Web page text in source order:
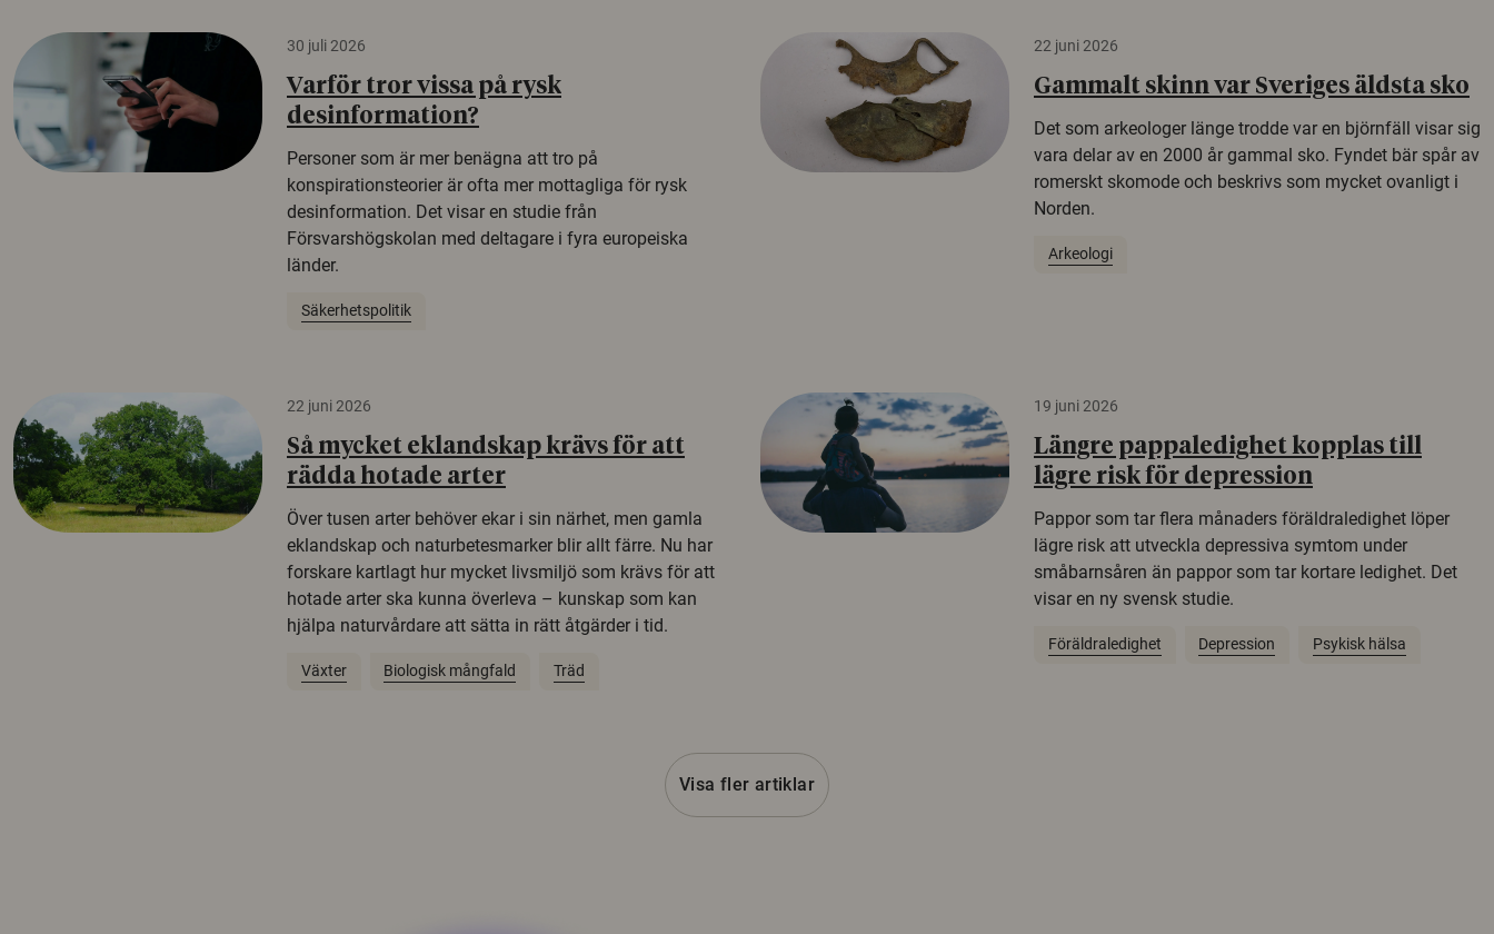
30 juli 2026
Varför tror vissa på rysk
desinformation?
Personer som är mer benägna att tro på
konspirationsteorier är ofta mer mottagliga för rysk
desinformation. Det visar en studie från
Försvarshögskolan med deltagare i fyra europeiska
länder.
Säkerhetspolitik
22 juni 2026
Gammalt skinn var Sveriges äldsta sko
Det som arkeologer länge trodde var en björnfäll visar sig
vara delar av en 2000 år gammal sko. Fyndet bär spår av
romerskt skomode och beskrivs som mycket ovanligt i
Norden.
Arkeologi
22 juni 2026
Så mycket eklandskap krävs för att
rädda hotade arter
Över tusen arter behöver ekar i sin närhet, men gamla
eklandskap och naturbetesmarker blir allt färre. Nu har
forskare kartlagt hur mycket livsmiljö som krävs för att
hotade arter ska kunna överleva – kunskap som kan
hjälpa naturvårdare att sätta in rätt åtgärder i tid.
Växter Biologisk mångfald Träd
19 juni 2026
Längre pappaledighet kopplas till
lägre risk för depression
Pappor som tar flera månaders föräldraledighet löper
lägre risk att utveckla depressiva symtom under
småbarnsåren än pappor som tar kortare ledighet. Det
visar en ny svensk studie.
Föräldraledighet Depression Psykisk hälsa
Visa fler artiklar